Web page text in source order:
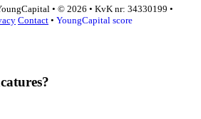
• © 2026 • KvK nr: 34330199 •
Contact • YoungCapital score